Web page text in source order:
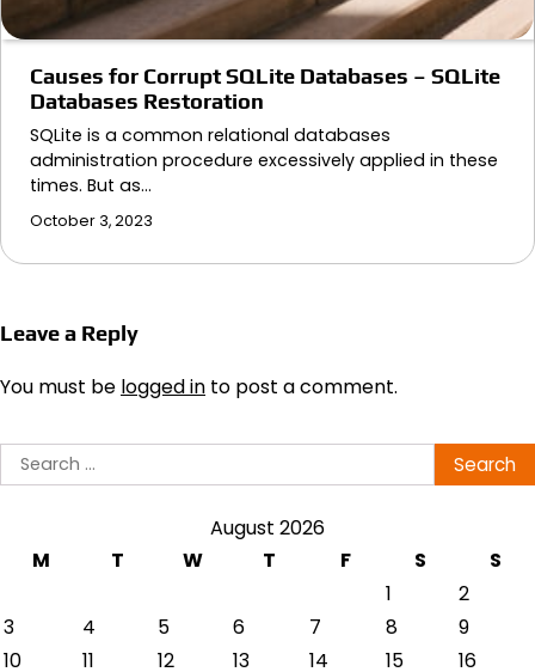
Causes for Corrupt SQLite Databases – SQLite
Databases Restoration
SQLite is a common relational databases
administration procedure excessively applied in these
times. But as…
October 3, 2023
Leave a Reply
You must be logged in to post a comment.
Search
for:
August 2026
M
T W T F S
S
1
2
3
4 5 6 7 8
9
10
11 12 13 14 15 16